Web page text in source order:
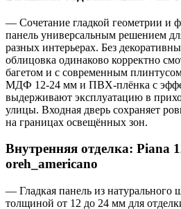
— Сочетание гладкой геометрии и
панель универсальным решением
разных интерьерах. Без
облицовка одинаково корректно
багетом и с современным
МДФ 12-24 мм и ПВХ-плёнка с
выдерживают эксплуатацию в
улицы. Входная дверь сохраняет
на границах освещённых зон.
Внутренняя отделка: Piana
oreh_americano
— Гладкая панель из
толщиной от 12 до 24 мм для